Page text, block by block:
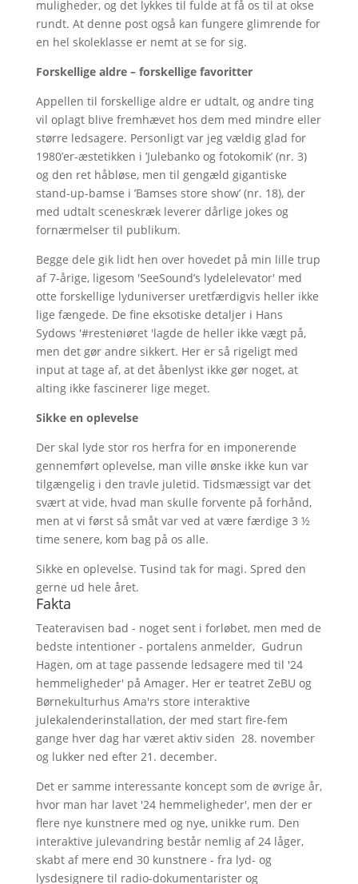
muligheder, og det lykkes til fulde at få os til at okse
rundt. At denne post også kan fungere glimrende for
en hel skoleklasse er nemt at se for sig.
Forskellige aldre – forskellige favoritter
Appellen til forskellige aldre er udtalt, og andre ting
vil oplagt blive fremhævet hos dem med mindre eller
større ledsagere. Personligt var jeg vældig glad for
1980’er-æstetikken i ’Julebanko og fotokomik’ (nr. 3)
og den ret håbløse, men til gengæld gigantiske
stand-up-bamse i ’Bamses store show’ (nr. 18), der
med udtalt sceneskræk leverer dårlige jokes og
fornærmelser til publikum.
Begge dele gik lidt hen over hovedet på min lille trup
af 7-årige, ligesom 'SeeSound’s lydelelevator' med
otte forskellige lyduniverser uretfærdigvis heller ikke
lige fængede. De fine eksotiske detaljer i Hans
Sydows '#resteniøret 'lagde de heller ikke vægt på,
men det gør andre sikkert. Her er så rigeligt med
input at tage af, at det åbenlyst ikke gør noget, at
alting ikke fascinerer lige meget.
Sikke en oplevelse
Der skal lyde stor ros herfra for en imponerende
gennemført oplevelse, man ville ønske ikke kun var
tilgængelig i den travle juletid. Tidsmæssigt var det
svært at vide, hvad man skulle forvente på forhånd,
men at vi først så småt var ved at være færdige 3 ½
time senere, kom bag på os alle.
Sikke en oplevelse. Tusind tak for magi. Spred den
gerne ud hele året.
Fakta
Teateravisen bad - noget sent i forløbet, men med de
bedste intentioner - portalens anmelder, Gudrun
Hagen, om at tage passende ledsagere med til '24
hemmeligheder' på Amager. Her er teatret ZeBU og
Børnekulturhus Ama'rs store interaktive
julekalenderinstallation, der med start fire-fem
gange hver dag har været aktiv siden 28. november
og lukker ned efter 21. december.
Det er samme interessante koncept som de øvrige år,
hvor man har lavet '24 hemmeligheder', men der er
flere nye kunstnere med og nye, unikke rum. Den
interaktive julevandring består nemlig af 24 låger,
skabt af mere end 30 kunstnere - fra lyd- og
lysdesignere til radio-dokumentarister og